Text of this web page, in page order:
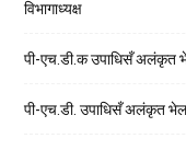
विभागाध्यक्ष
पी-एच.डी.क उपाधिसँ अलंकृत
पी-एच.डी. उपाधिसँ अलंकृत